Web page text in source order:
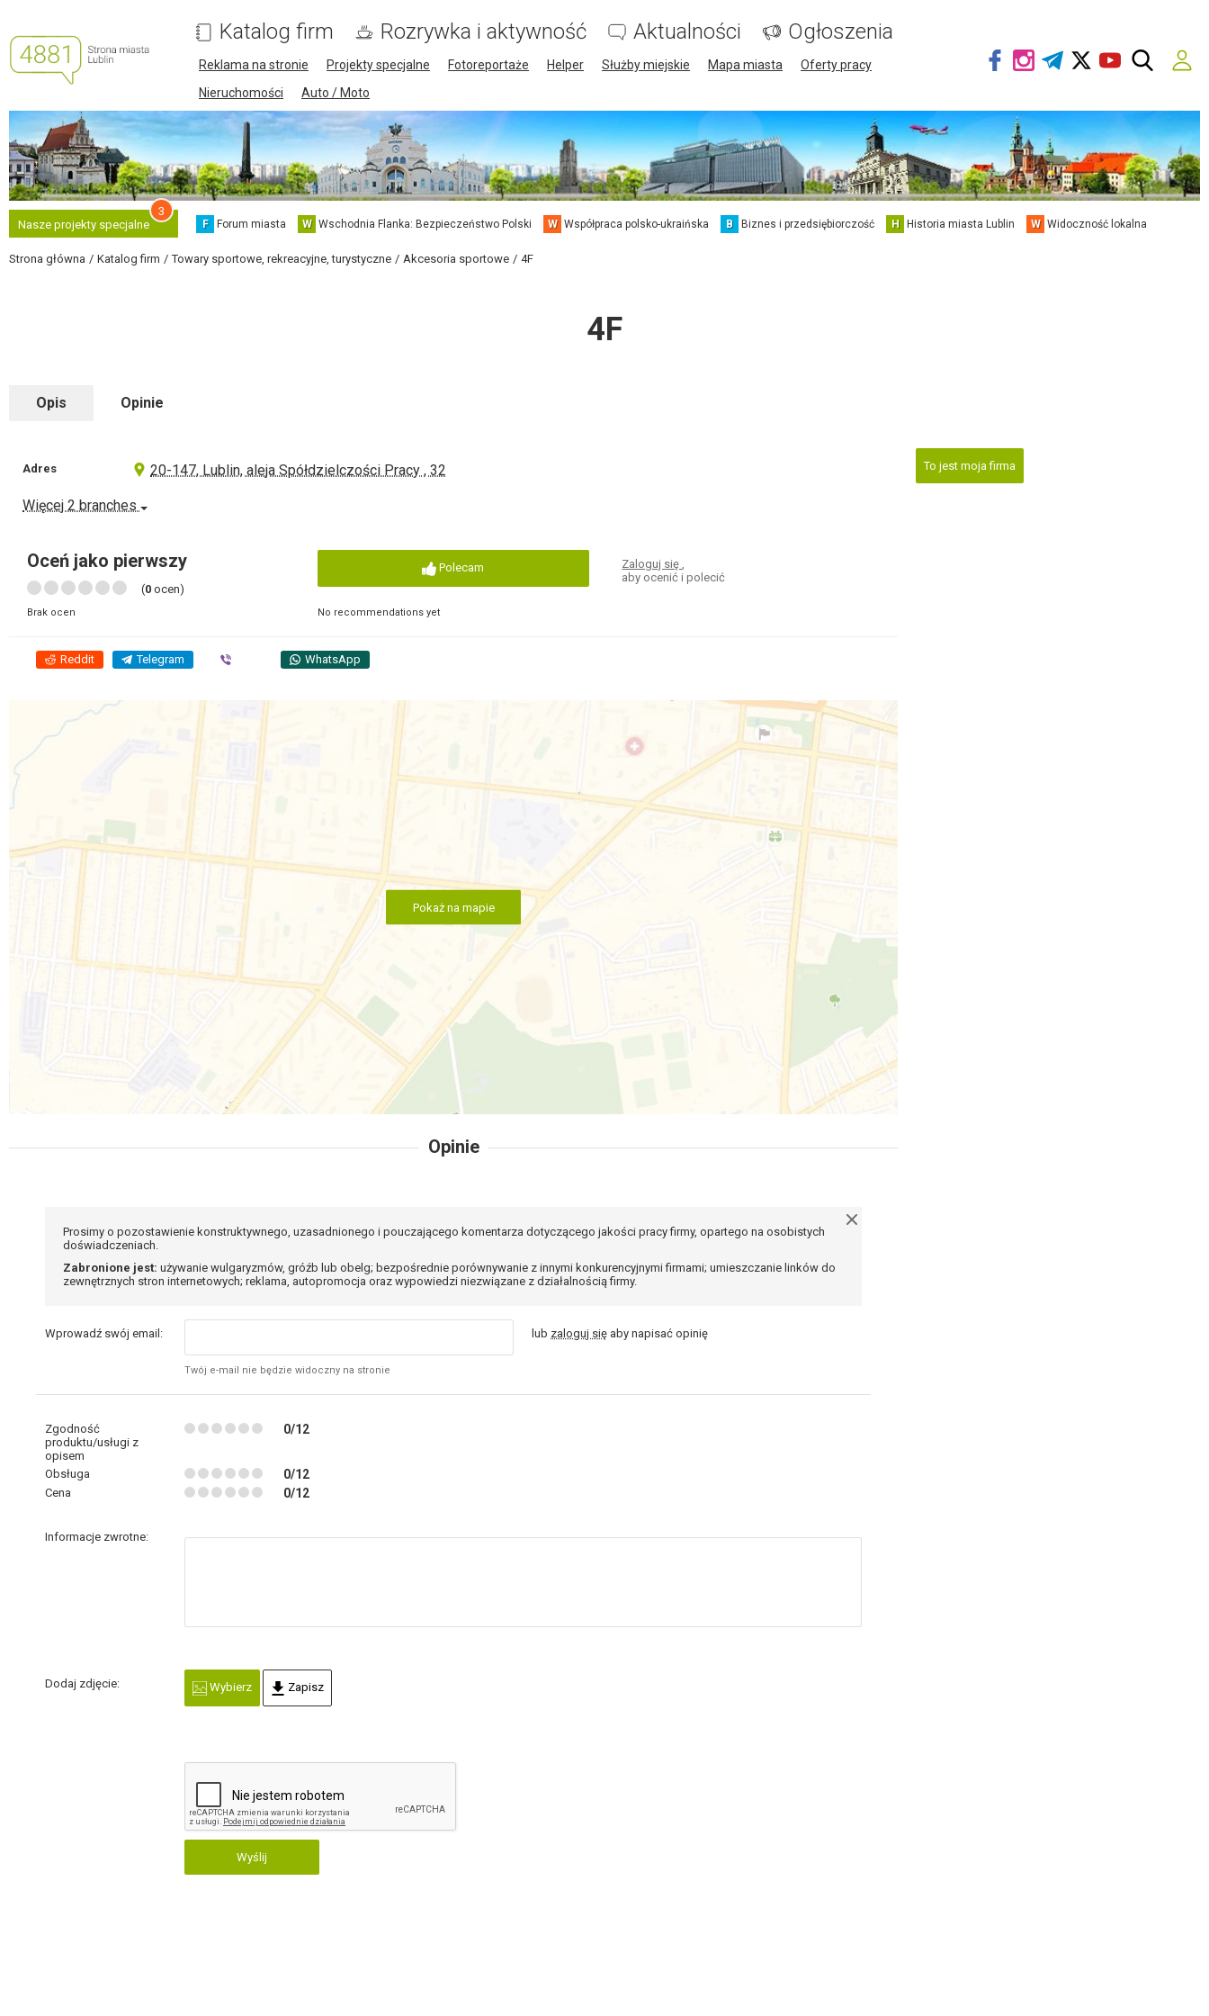
Katalog firm Rozrywka i aktywność Aktualności Ogłoszenia
Reklama na stronie Projekty specjalne Fotoreportaże Helper Służby miejskie Mapa miasta
Oferty pracy
Nieruchomości
Auto / Moto
Nasze projekty specjalne
3
F Forum miasta W Wschodnia Flanka: Bezpieczeństwo Polski W Współpraca polsko-ukraińska B Biznes i przedsiębiorczość H Historia miasta Lublin W Widoczność lokalna
Strona główna Katalog firm Towary sportowe, rekreacyjne, turystyczne Akcesoria sportowe 4F
4F
Opis Opinie
Adres 20-147, Lublin, aleja Spółdzielczości Pracy , 32
Więcej 2 branches
Oceń jako pierwszy
(0 ocen)
Brak ocen
Polecam
No recommendations yet
Zaloguj się,
aby ocenić i polecić
Reddit Telegram WhatsApp
Pokaż na mapie
To jest moja firma
Opinie
Prosimy o pozostawienie konstruktywnego, uzasadnionego i pouczającego komentarza dotyczącego jakości pracy firmy, opartego na osobistych
doświadczeniach.
Zabronione jest: używanie wulgaryzmów, gróźb lub obelg; bezpośrednie porównywanie z innymi konkurencyjnymi firmami; umieszczanie linków do
zewnętrznych stron internetowych; reklama, autopromocja oraz wypowiedzi niezwiązane z działalnością firmy.
Wprowadź swój email:
Twój e-mail nie będzie widoczny na stronie
lub zaloguj się aby napisać opinię
Zgodność
produktu/usługi z
opisem
0/12
Obsługa 0/12
Cena 0/12
Informacje zwrotne:
Dodaj zdjęcie: Wybierz Zapisz
Wyślij